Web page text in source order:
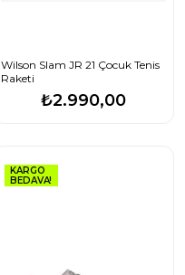
Wilson Slam JR 21 Çocuk Tenis
Raketi
₺2.990,00
KARGO
BEDAVA!